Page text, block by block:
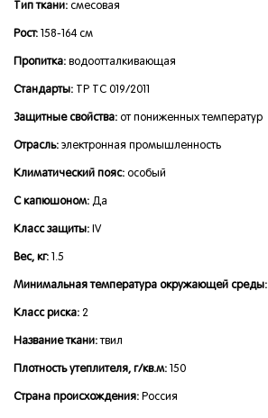
Тип ткани: смесовая
Рост: 158-164 см
Пропитка: водоотталкивающая
Стандарты: ТР ТС 019/2011
Защитные свойства: от пониженных температур
Отрасль: электронная промышленность
Климатический пояс: особый
С капюшоном: Да
Класс защиты: IV
Вес, кг: 1.5
Минимальная температура окружающей среды:
Класс риска: 2
Название ткани:твил
Плотность утеплителя, г/кв.м: 150
Страна происхождения: Россия